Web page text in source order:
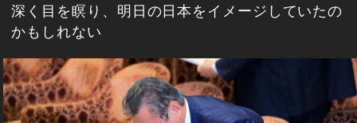
深く目を瞑り、明日の日本をイメージしていたの
かもしれない